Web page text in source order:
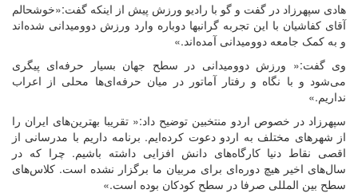
هادی سپهرزاد در گفت ‌و گو با رادیو ورزش پیش از اینکه گفت:«خوشحالم
آقای کفاشیان با این تجربه گرانبها دوباره وارد ورزش دوومیدانی شده‌اند
و به کمک جامعه دوومیدانی آمده‌اند.»
وی گفت:« ورزش دوومیدانی در سطح جهان بسیار حرفه‌ای پیگری
می‌شود و با نگاه و رفتار آماتور در میان حرفه‌ای‌ها محلی از اعراب
نداریم.»
سپهرزاد در خصوص اردو منتخبین توضیح داد:« تقریبا بهترین‌های ایران را
از شهرهای مختلف به اردو دعوت کرده‌ایم. برنامه داریم با مدرسانی از
اقصی نقاط دنیا کارگاه‌های دانش افزایی داشته باشیم. چرا که در
سال‌های اخیر هیچ دوره‌ای برای مربیان ما برگزار نشده است. کلاس‌های
سطح بین المللی صرفا در سطح کودکان بوده است.»